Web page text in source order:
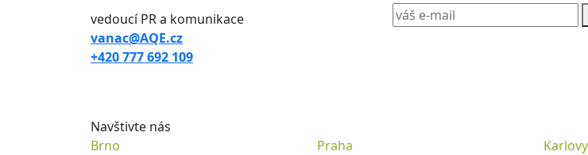
vedoucí PR a komunikace
vanac@AQE.cz
+420 777 692 109
Navštivte nás
Brno
Praha